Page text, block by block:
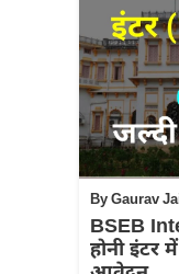
ByGaurav
BSEB
होनी इंटर